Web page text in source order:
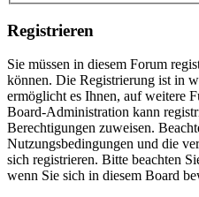
Registrieren
Sie müssen in diesem Forum
können. Die Registrierung ist in
ermöglicht es Ihnen, auf weitere
Board-Administration kann
Berechtigungen zuweisen.
Nutzungsbedingungen und die
sich registrieren. Bitte beachten
wenn Sie sich in diesem Board